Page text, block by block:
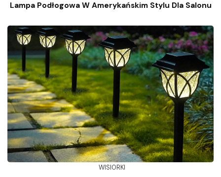
Lampa Podłogowa W Amerykańskim Stylu Dla Salonu
WISIORKI